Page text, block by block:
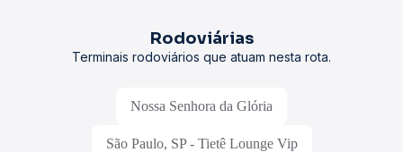
Rodoviárias
Terminais rodoviários que atuam nesta rota.
Nossa Senhora da Glória
São Paulo, SP - Tietê Lounge Vip